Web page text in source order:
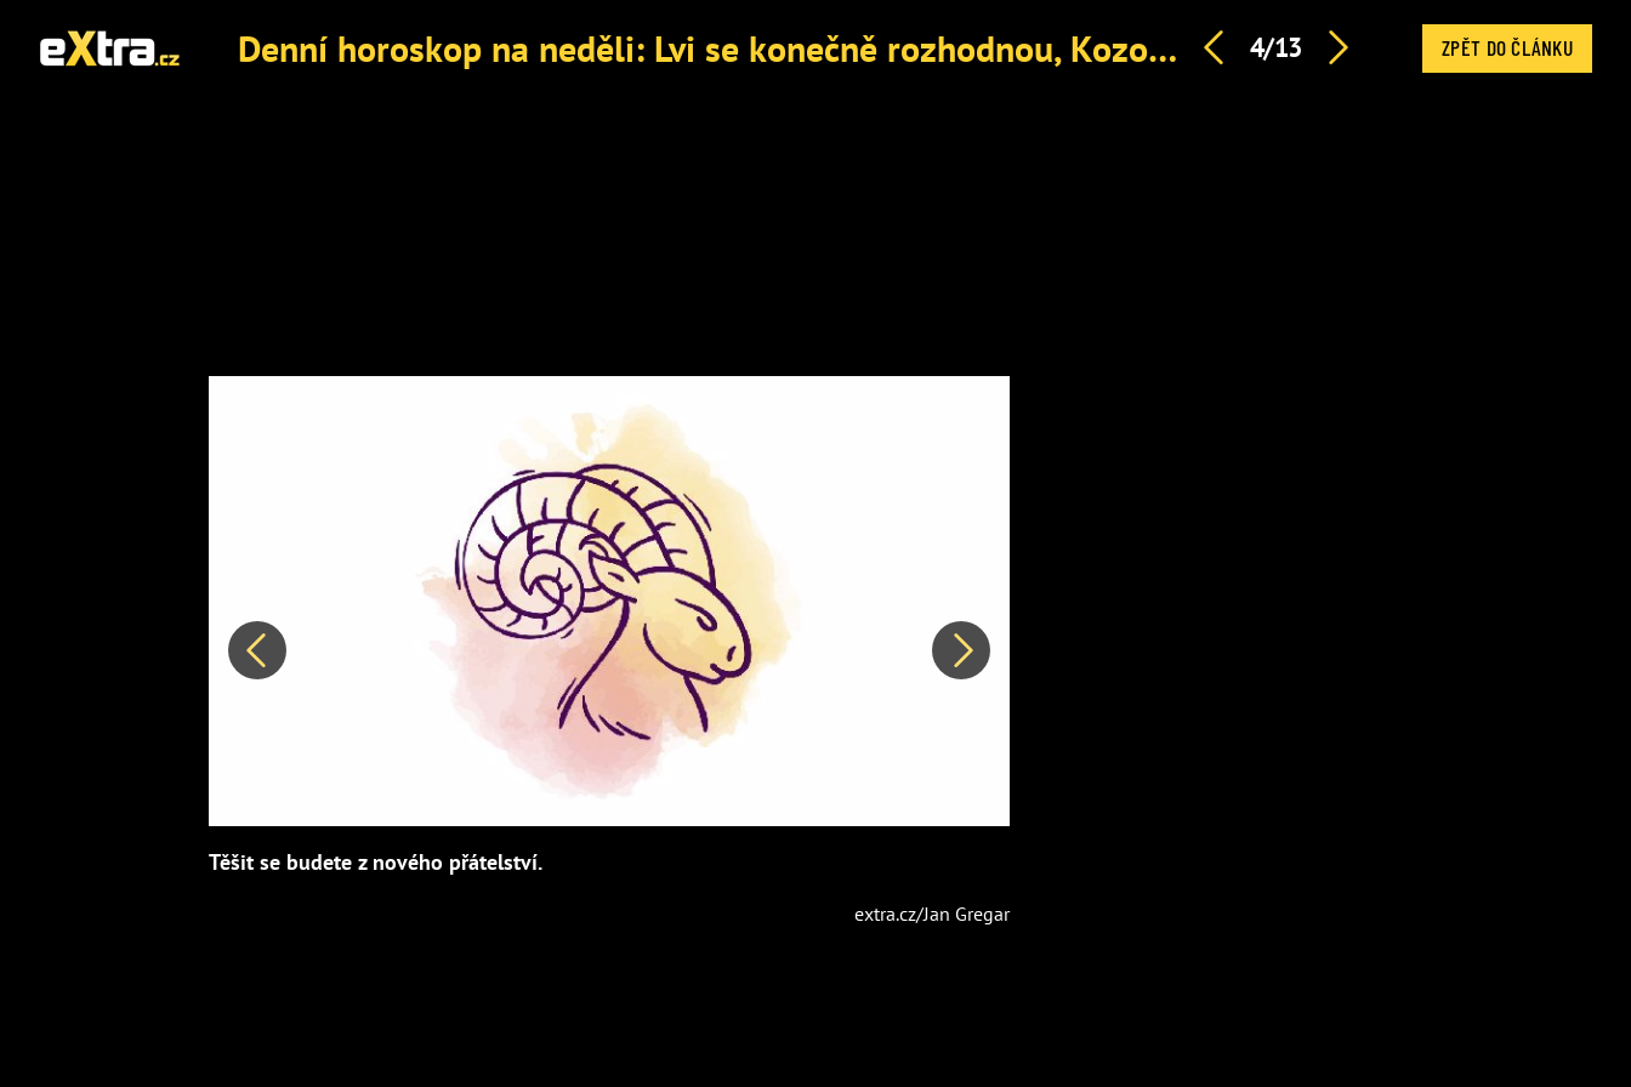
Denní horoskop na neděli: Lvi se konečně rozhodnou, Kozorohy čeká štěstí v lásce 4/13 ZPĚT DO ČLÁNKU
Předchozí Další
Těšit se budete z nového přátelství.
extra.cz/Jan Gregar